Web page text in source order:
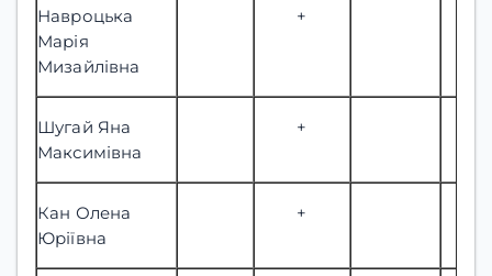
Навроцька
Марія
Мизайлівна
+
Шугай Яна
Максимівна
+
Кан Олена
Юріївна
+